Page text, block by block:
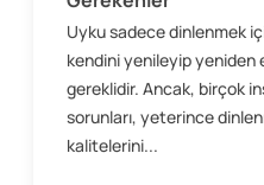
Uyku sadece dinlenmek
kendini yenileyip yeniden
gereklidir. Ancak, birçok
sorunları, yeterince
kalitelerini...